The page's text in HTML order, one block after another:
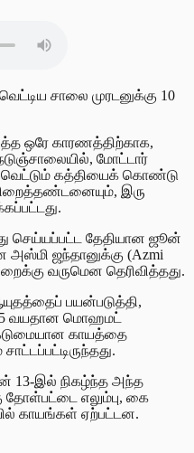
சாலை முரடனுக்கு 10
ஒரே காரணத்திற்காக,
மோட்டார்
வெட்டும் கத்தியைக் கொண்டு
இரு
செய்யப்பட்ட தேதியான ஜூன்
அஸ்மி ஜந்தானுக்கு (Azmi
வருமென தெரிவித்தது.
பயன்படுத்தி,
வயதான மொஹமட்
காயத்தை
13-இல் நிகழ்ந்த அந்த
தோள்பட்டை எலும்பு, கை
காயங்கள் ஏற்பட்டன.